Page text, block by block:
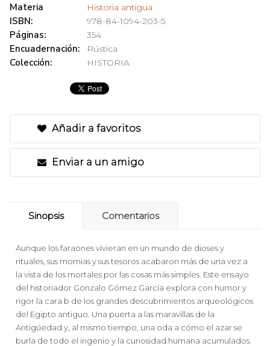
Materia Historia antigua
ISBN: 978-84-1094-203-5
Páginas: 354
Encuadernación: Rústica
Colección: HISTORIA
Añadir a favoritos
Enviar a un amigo
Sinopsis Comentarios
Aunque los faraones vivieran en un mundo de dioses y
rituales, sus momias y sus tesoros acabaron más de una vez a
la vista de los mortales por las cosas más simples. Este ensayo
del historiador Gonzalo Gómez García explora con humor y
rigor la cara b de los grandes descubrimientos arqueológicos
del Egipto antiguo. Una puerta a las maravillas de la
Antigüedad y, al mismo tiempo, una oda a cómo el azar se
burla de todo el ingenio y la curiosidad humana acumulados.